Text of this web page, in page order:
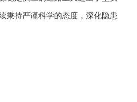
秉持严谨科学的态度，深化隐患